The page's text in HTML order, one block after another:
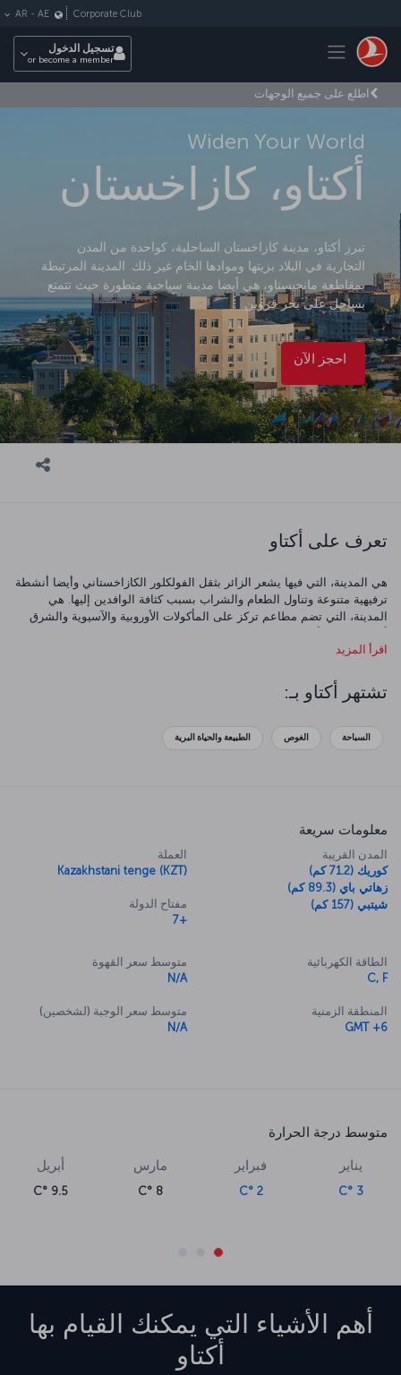
Toggle navigation
Corporate Club
AR - AE
تسجيل الدخول
or become a member
اطلع على جميع الوجهات
Widen Your World
أكتاو، كازاخستان
تبرز أكتاو، مدينة كازاخستان الساحلية، كواحدة من المدن
التجارية في البلاد بزيتها وموادها الخام غير ذلك. المدينة المرتبطة
بمقاطعة مانجيستاو، هي أيضا مدينة سياحية متطورة حيث تتمتع
بساحل على بحر قزوين.
احجز الآن
تعرف على أكتاو
هي المدينة، التي فيها يشعر الزائر بثقل الفولكلور الكازاخستاني وأيضا أنشطة
ترفيهية متنوعة وتناول الطعام والشراب بسبب كثافة الوافدين إليها. هي
المدينة، التي تضم مطاعم تركز على المأكولات الأوروبية والآسيوية والشرق
مراكزها السياحية الواقعة على الساحل.
اقرأ المزيد
تشتهر أكتاو بـ:
السباحة الغوص الطبيعة والحياة البرية
معلومات سريعة
المدن القريبة
كوريك (71.2 كم)
زهاتي باي (89.3 كم)
شيتبي (157 كم)
العملة
Kazakhstani tenge (KZT)
مفتاح الدولة
+7
الطاقة الكهربائية
C, F
المنطقة الزمنية
GMT +6
متوسط سعر القهوة
N/A
متوسط سعر الوجبة (لشخصين)
N/A
متوسط درجة الحرارة
يناير
3 °C
فبراير
2 °C
مارس
8 °C
أبريل
9.5 °C
أهم الأشياء التي يمكنك القيام بها
أكتاو